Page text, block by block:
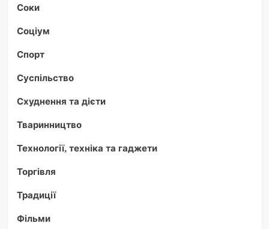
Соки
Соціум
Спорт
Суспільство
Схуднення та дієти
Тваринництво
Технології, техніка та гаджети
Торгівля
Традиції
Фільми